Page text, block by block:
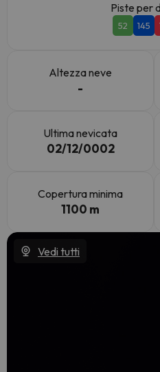
Piste per
52 145
Altezza neve
-
Ultima nevicata
02/12/0002
Copertura minima
1100 m
Vedi tutti